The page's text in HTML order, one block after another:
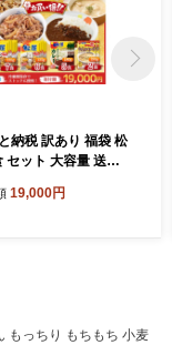
納税 訳あり 福袋 松
セット 大容量 送料
クメルリ 食品 惣菜
19,000円
もっちり もちもち 小麦